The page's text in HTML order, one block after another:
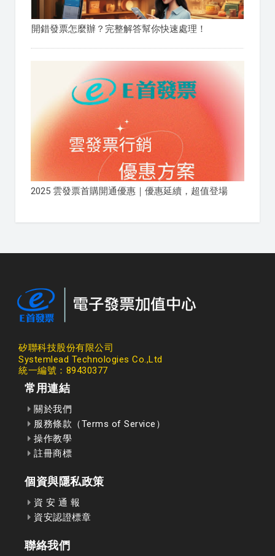
開錯發票怎麼辦？完整解答幫你快速處理！
2025 雲發票首購開通優惠｜優惠延續，超值登場
矽聯科技股份有限公司
Systemlead Technologies Co.,Ltd
統一編號：89430377
常用連結
關於我們
服務條款（Terms of Service）
操作教學
註冊商標
個資與隱私政策
資 安 通 報
資安認證標章
聯絡我們